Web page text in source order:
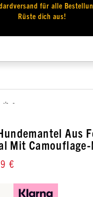
für alle
Rüste dich aus!
,
Aus
Mit
€